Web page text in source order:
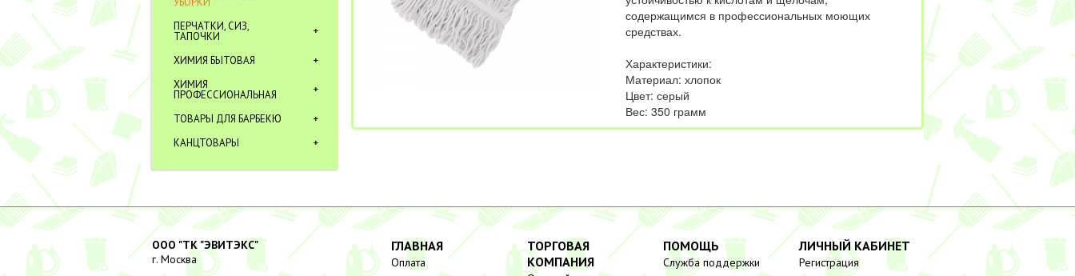
ПЕРЧАТКИ, СИЗ,
ТАПОЧКИ
ХИМИЯ БЫТОВАЯ
ХИМИЯ
ПРОФЕССИОНАЛЬНАЯ
ТОВАРЫ ДЛЯ БАРБЕКЮ
КАНЦТОВАРЫ
содержащимся в профессиональных моющих
средствах.
Характеристики:
Материал: хлопок
Цвет: серый
Вес: 350 грамм
ООО "ТК "ЭВИТЭКС"
г. Москва
ГЛАВНАЯ
Оплата
ТОРГОВАЯ
КОМПАНИЯ
ПОМОЩЬ
Служба поддержки
ЛИЧНЫЙ КАБИНЕТ
Регистрация